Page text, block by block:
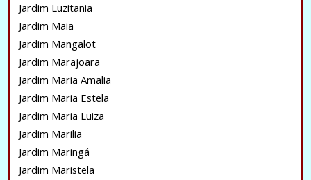
Jardim Luzitania
Jardim Maia
Jardim Mangalot
Jardim Marajoara
Jardim Maria Amalia
Jardim Maria Estela
Jardim Maria Luiza
Jardim Marilia
Jardim Maringá
Jardim Maristela